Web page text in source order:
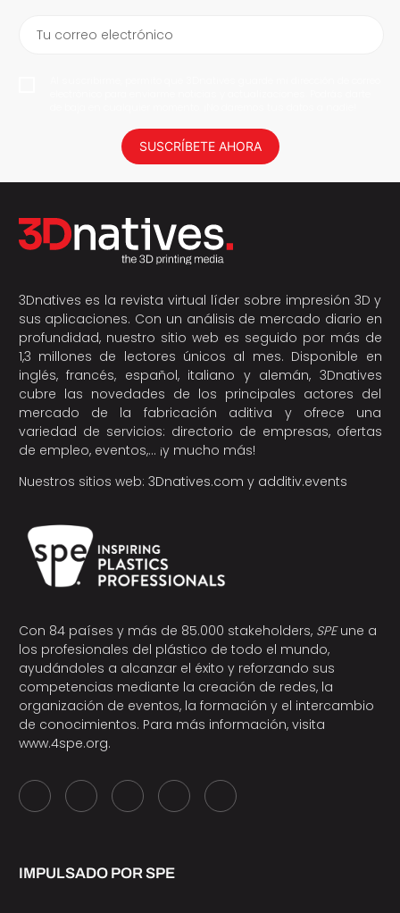
Tu correo electrónico
SUSCRÍBETE AHORA
3Dnatives es la revista virtual líder sobre impresión 3D y
sus aplicaciones. Con un análisis de mercado diario en
profundidad, nuestro sitio web es seguido por más de
1,3 millones de lectores únicos al mes. Disponible en
inglés, francés, español, italiano y alemán, 3Dnatives
cubre las novedades de los principales actores del
mercado de la fabricación aditiva y ofrece una
variedad de servicios: directorio de empresas, ofertas
de empleo, eventos,… ¡y mucho más!
Nuestros sitios web: 3Dnatives.com y additiv.events
Con 84 países y más de 85.000 stakeholders, SPEune a
los profesionales del plástico de todo el mundo,
ayudándoles a alcanzar el éxito y reforzando sus
competencias mediante la creación de redes, la
organización de eventos, la formación y el intercambio
de conocimientos. Para más información, visita
www.4spe.org.
IMPULSADO POR SPE